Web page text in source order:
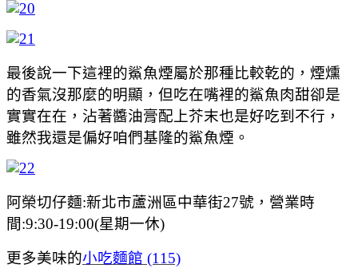
最後說一下這裡的鯊魚煙屬於那種比較乾的，煙燻
的香氣沒那麼的明顯，但吃在嘴裡的鯊魚肉甜卻是
實實在在，沾著醬油膏配上芥末也是好吃到不行，
雖然我還是偏好咱們基隆的鯊魚煙。
阿榮切仔麵:新北市蘆洲區中華街27號，營業時
間:9:30-19:00(星期一休)
更多美味的小吃麵館 (115)